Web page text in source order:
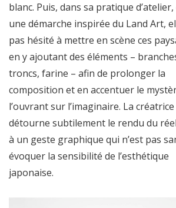
blanc. Puis, dans sa pratique d’atelier,
une démarche inspirée du Land Art,
pas hésité à mettre en scène ces
en y ajoutant des éléments –
troncs, farine – afin de prolonger la
composition et en accentuer le
l’ouvrant sur l’imaginaire. La créatrice
détourne subtilement le rendu du
à un geste graphique qui n’est pas
évoquer la sensibilité de l’esthétique
japonaise.